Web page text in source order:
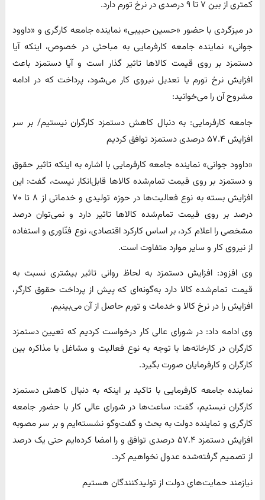
کمتری از بین ۷ تا ۹ درصدی در نرخ تورم دارد.
در میزگردی با حضور «حسین حبیبی» نماینده جامعه کارگری و «داوود
جوانی» نماینده جامعه کارفرمایی به مباحثی در خصوص، اینکه آیا
دستمزد بر روی قیمت کالاها تاثیر گذار است و آیا دستمزد باعث
افزایش نرخ تورم یا تعدیل نیروی کار می‌شود، پرداخت که در ادامه
مشروح آن را می‌خوانید:
جامعه کارفرمایی: به دنبال کاهش دستمزد کارگران نیستیم/ بر سر
افزایش ۵۷.۴ درصدی دستمزد توافق کردیم
«داوود جوانی» نماینده جامعه کارفرمایی با اشاره به اینکه تاثیر حقوق
و دستمزد بر روی قیمت تمام‌شده کالاها قابل‌انکار نیست، گفت: این
افزایش بسته به نوع فعالیت‌ها در حوزه تولیدی و خدماتی از ۸ تا ۷۰
درصد بر روی قیمت تمام‌شده کالاها تاثیر دارد و نمی‌توان درصد
مشخصی را اعلام کرد، بر اساس کارکرد اقتصادی، نوع فنّاوری و استفاده
از نیروی کار و سایر موارد متفاوت است.
وی افزود: افزایش دستمزد به لحاظ روانی تاثیر بیشتری نسبت به
قیمت تمام‌شده کالا دارد به‌گونه‌ای که پیش از پرداخت حقوق کارگر،
افزایش را در نرخ کالا و خدمات و تورم حاصل از آن می‌بینیم.
وی ادامه داد: در شورای عالی کار درخواست کردیم که تعیین دستمزد
کارگران در کارخانه‌ها با توجه به نوع فعالیت و مشاغل با مذاکره بین
کارگران و کارفرمایان صورت بگیرد.
نماینده جامعه کارفرمایی با تاکید بر اینکه به دنبال کاهش دستمزد
کارگران نیستیم، گفت: ساعت‌ها در شورای عالی کار با حضور جامعه
کارگری و نماینده دولت به بحث و گفت‌وگو نشسته‌ایم و بر سر مصوبه
افزایش دستمزد ۵۷.۴ درصدی توافق و را امضا کرده‌ایم حتی یک درصد
از تصمیم گرفته‌شده عدول نخواهیم کرد.
نیازمند حمایت‌های دولت از تولیدکنندگان هستیم